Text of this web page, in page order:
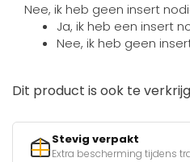
Nee, ik heb geen insert
Ja, ik heb een insert
Nee, ik heb geen
Dit product is ook te
Stevig verpakt
Extra bescherming tijdens